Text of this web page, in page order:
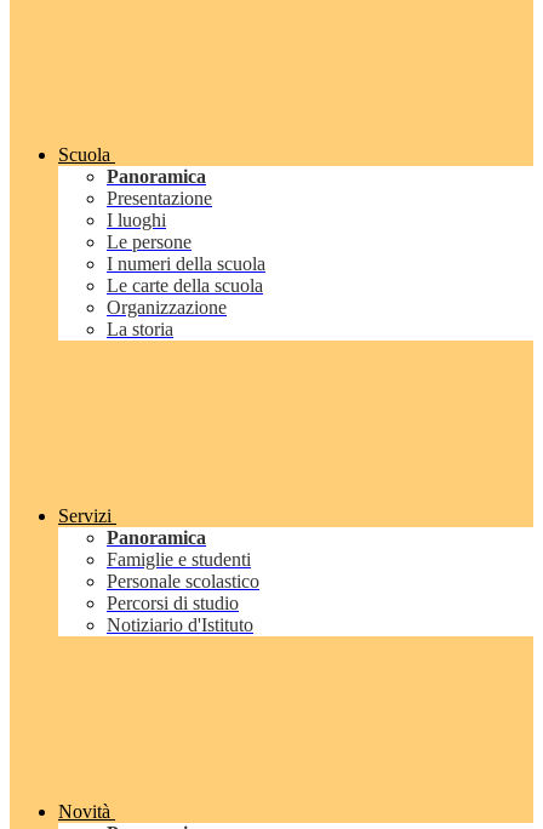
Scuola
Panoramica
Presentazione
I luoghi
Le persone
I numeri della scuola
Le carte della scuola
Organizzazione
La storia
Servizi
Panoramica
Famiglie e studenti
Personale scolastico
Percorsi di studio
Notiziario d'Istituto
Novità